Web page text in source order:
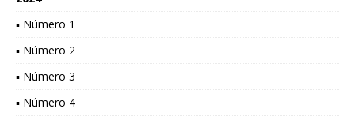
▪ Número 1
▪ Número 2
▪ Número 3
▪ Número 4